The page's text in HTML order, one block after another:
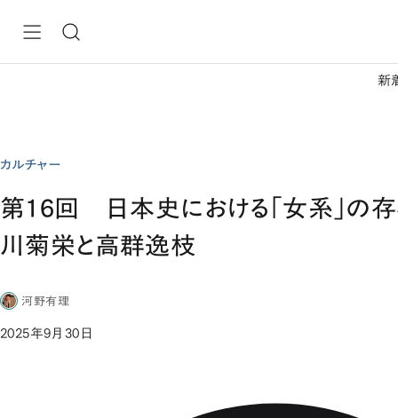
新
カルチャー
第16回 日本史における「女系」
川菊栄と高群逸枝
河野有理
2025年9月30日